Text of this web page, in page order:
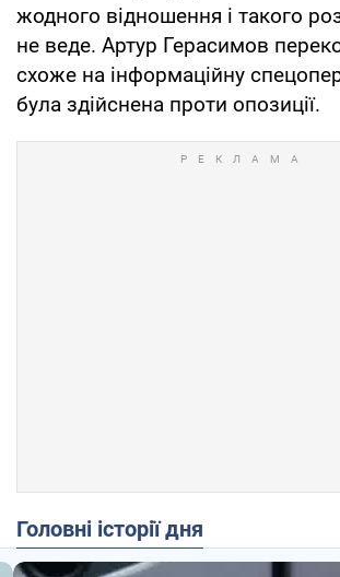
жодного відношення і такого
не веде. Артур Герасимов
схоже на інформаційну
була здійснена проти опозиції.
Головні історії дня